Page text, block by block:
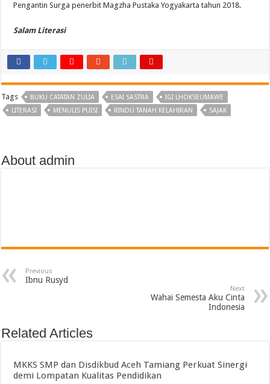
Pengantin Surga penerbit Magzha Pustaka Yogyakarta tahun 2018.
Salam Literasi
Tags BUKU CATATAN ZULIA ESAI SASTRA
IGI LHOKSEUMAWE
LITERASI
MENULIS PUISI RINDU TANAH KELAHIRAN SAJAK
About admin
Previous
Ibnu Rusyd
Next
Wahai Semesta Aku Cinta
Indonesia
Related Articles
MKKS SMP dan Disdikbud Aceh Tamiang Perkuat Sinergi
demi Lompatan Kualitas Pendidikan